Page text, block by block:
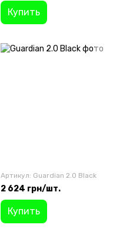
Купить
Артикул: Guardian 2.0 Black
2 624 грн/шт.
Купить